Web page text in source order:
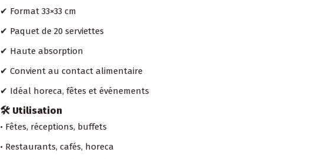
✔ Format 33×33 cm
✔ Paquet de 20 serviettes
✔ Haute absorption
✔ Convient au contact alimentaire
✔ Idéal horeca, fêtes et événements
🛠 Utilisation
• Fêtes, réceptions, buffets
• Restaurants, cafés, horeca